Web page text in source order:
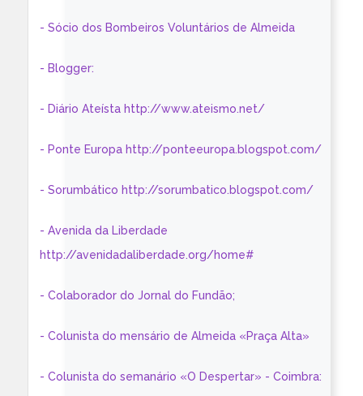
- Sócio dos Bombeiros Voluntários de Almeida
- Blogger:
- Diário Ateísta http://www.ateismo.net/
- Ponte Europa http://ponteeuropa.blogspot.com/
- Sorumbático http://sorumbatico.blogspot.com/
- Avenida da Liberdade
http://avenidadaliberdade.org/home#
- Colaborador do Jornal do Fundão;
- Colunista do mensário de Almeida «Praça Alta»
- Colunista do semanário «O Despertar» - Coimbra: